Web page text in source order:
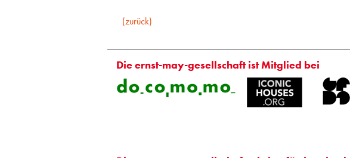
(zurück)
Die ernst-may-gesellschaft ist Mitglied bei